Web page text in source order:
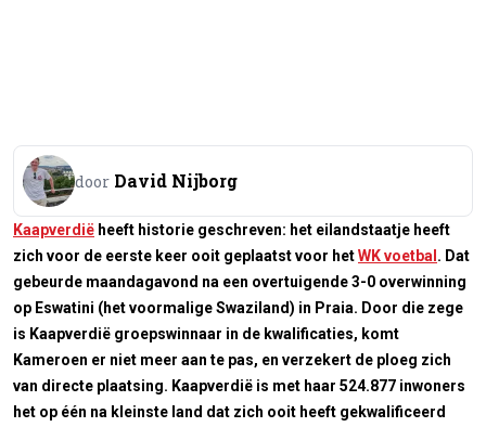
door David Nijborg
Kaapverdië heeft historie geschreven: het eilandstaatje heeft
zich voor de eerste keer ooit geplaatst voor hetWK voetbal . Dat
gebeurde maandagavond na een overtuigende 3-0 overwinning
op Eswatini (het voormalige Swaziland) in Praia. Door die zege
is Kaapverdië groepswinnaar in de kwalificaties, komt
Kameroen er niet meer aan te pas, en verzekert de ploeg zich
van directe plaatsing. Kaapverdië is met haar 524.877 inwoners
het op één na kleinste land dat zich ooit heeft gekwalificeerd